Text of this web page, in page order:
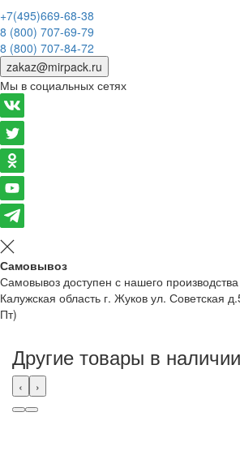
+7(495)669-68-38
8 (800) 707-69-79
8 (800) 707-84-72
zakaz@mirpack.ru
Мы в социальных сетях
Самовывоз
Самовывоз доступен с нашего
Калужская область г. Жуков ул. Советская
Пт)
Другие товары в наличии
‹ ›